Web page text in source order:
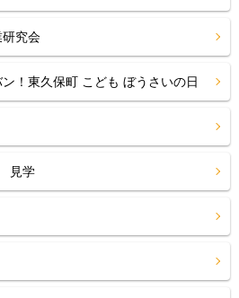
究会
！東久保町 こども ぼうさいの日
見学